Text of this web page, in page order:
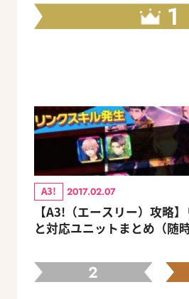
1
A3! 2017.02.07
【A3!（エースリー）攻略
と対応ユニットまとめ（随時
2